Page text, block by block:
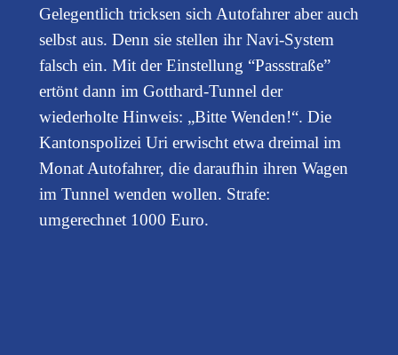
Gelegentlich tricksen sich Autofahrer aber auch
selbst aus. Denn sie stellen ihr Navi-System
falsch ein. Mit der Einstellung “Passstraße”
ertönt dann im Gotthard-Tunnel der
wiederholte Hinweis: „Bitte Wenden!“. Die
Kantonspolizei Uri erwischt etwa dreimal im
Monat Autofahrer, die daraufhin ihren Wagen
im Tunnel wenden wollen. Strafe:
umgerechnet 1000 Euro.